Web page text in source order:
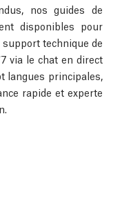
nos guides de
disponibles pour
technique de
via le chat en direct
langues principales,
rapide et experte